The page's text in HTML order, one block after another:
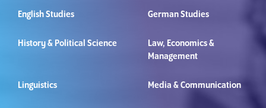
English Studies German Studies
History & Political Science
Law, Economics &
Management
Linguistics Media & Communication